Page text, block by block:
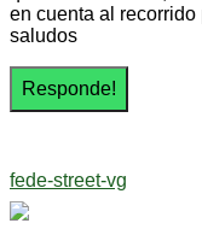
en cuenta al recorrido
saludos
fede-street-vg